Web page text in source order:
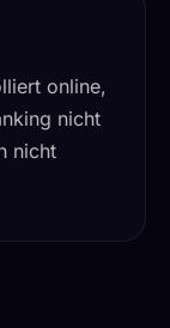
online,
nicht
nicht